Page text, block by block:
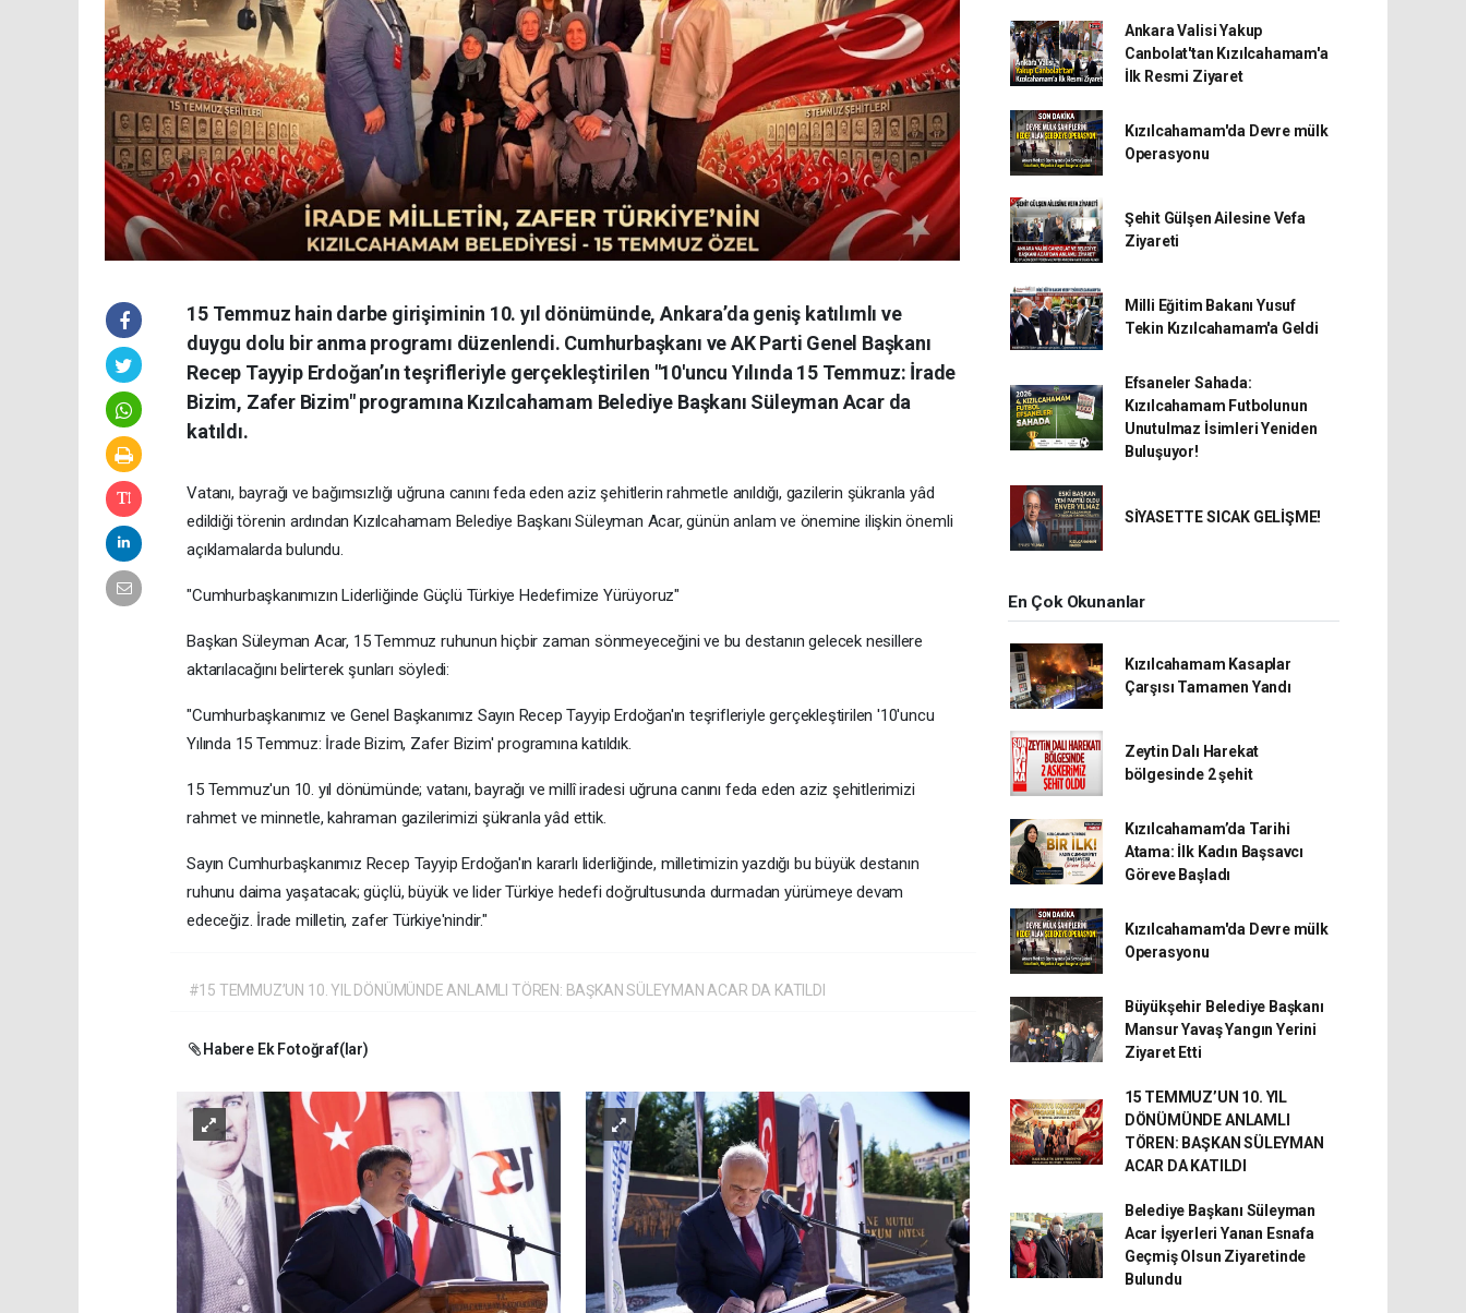
15 Temmuz hain darbe girişiminin 10. yıl dönümünde, Ankara’da geniş katılımlı ve
duygu dolu bir anma programı düzenlendi. Cumhurbaşkanı ve AK Parti Genel Başkanı
Recep Tayyip Erdoğan’ın teşrifleriyle gerçekleştirilen "10'uncu Yılında 15 Temmuz: İrade
Bizim, Zafer Bizim" programına Kızılcahamam Belediye Başkanı Süleyman Acar da
katıldı.
Vatanı, bayrağı ve bağımsızlığı uğruna canını feda eden aziz şehitlerin rahmetle anıldığı, gazilerin şükranla yâd
edildiği törenin ardından Kızılcahamam Belediye Başkanı Süleyman Acar, günün anlam ve önemine ilişkin önemli
açıklamalarda bulundu.
"Cumhurbaşkanımızın Liderliğinde Güçlü Türkiye Hedefimize Yürüyoruz"
Başkan Süleyman Acar, 15 Temmuz ruhunun hiçbir zaman sönmeyeceğini ve bu destanın gelecek nesillere
aktarılacağını belirterek şunları söyledi:
"Cumhurbaşkanımız ve Genel Başkanımız Sayın Recep Tayyip Erdoğan'ın teşrifleriyle gerçekleştirilen '10'uncu
Yılında 15 Temmuz: İrade Bizim, Zafer Bizim' programına katıldık.
15 Temmuz'un 10. yıl dönümünde; vatanı, bayrağı ve millî iradesi uğruna canını feda eden aziz şehitlerimizi
rahmet ve minnetle, kahraman gazilerimizi şükranla yâd ettik.
Sayın Cumhurbaşkanımız Recep Tayyip Erdoğan'ın kararlı liderliğinde, milletimizin yazdığı bu büyük destanın
ruhunu daima yaşatacak; güçlü, büyük ve lider Türkiye hedefi doğrultusunda durmadan yürümeye devam
edeceğiz. İrade milletin, zafer Türkiye'nindir."
#15 TEMMUZ’UN 10. YIL DÖNÜMÜNDE ANLAMLI TÖREN: BAŞKAN SÜLEYMAN ACAR DA KATILDI
Habere Ek Fotoğraf(lar)
Ankara Valisi Yakup
Canbolat'tan Kızılcahamam'a
İlk Resmi Ziyaret
Kızılcahamam'da Devre mülk
Operasyonu
Şehit Gülşen Ailesine Vefa
Ziyareti
Milli Eğitim Bakanı Yusuf
Tekin Kızılcahamam'a Geldi
Efsaneler Sahada:
Kızılcahamam Futbolunun
Unutulmaz İsimleri Yeniden
Buluşuyor!
SİYASETTE SICAK GELİŞME!
En Çok Okunanlar
Kızılcahamam Kasaplar
Çarşısı Tamamen Yandı
Zeytin Dalı Harekat
bölgesinde 2 şehit
Kızılcahamam’da Tarihi
Atama: İlk Kadın Başsavcı
Göreve Başladı
Kızılcahamam'da Devre mülk
Operasyonu
Büyükşehir Belediye Başkanı
Mansur Yavaş Yangın Yerini
Ziyaret Etti
15 TEMMUZ’UN 10. YIL
DÖNÜMÜNDE ANLAMLI
TÖREN: BAŞKAN SÜLEYMAN
ACAR DA KATILDI
Belediye Başkanı Süleyman
Acar İşyerleri Yanan Esnafa
Geçmiş Olsun Ziyaretinde
Bulundu